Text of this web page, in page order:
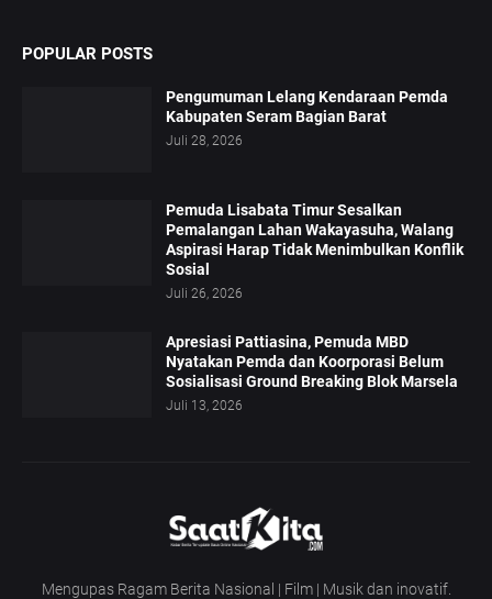
POPULAR POSTS
Pengumuman Lelang Kendaraan Pemda
Kabupaten Seram Bagian Barat
Juli 28, 2026
Pemuda Lisabata Timur Sesalkan
Pemalangan Lahan Wakayasuha, Walang
Aspirasi Harap Tidak Menimbulkan Konflik
Sosial
Juli 26, 2026
Apresiasi Pattiasina, Pemuda MBD
Nyatakan Pemda dan Koorporasi Belum
Sosialisasi Ground Breaking Blok Marsela
Juli 13, 2026
Mengupas Ragam Berita Nasional | Film | Musik dan inovatif.